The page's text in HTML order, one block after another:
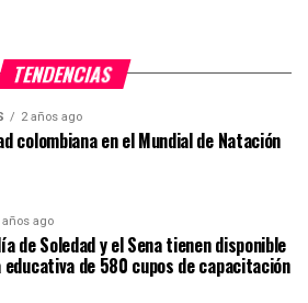
TENDENCIAS
2 años ago
colombiana en el Mundial de Natación
años ago
de Soledad y el Sena tienen disponible
de 580 cupos de capacitación